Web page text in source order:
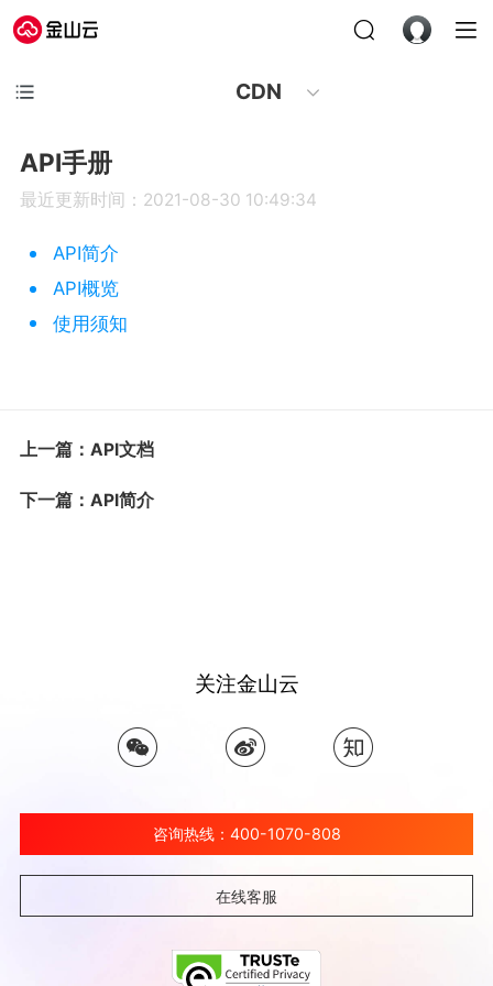
CDN
API手册
最近更新时间：2021-08-30 10:49:34
API简介
API概览
使用须知
上一篇：API文档
下一篇：API简介
关注金山云
咨询热线：400-1070-808
在线客服